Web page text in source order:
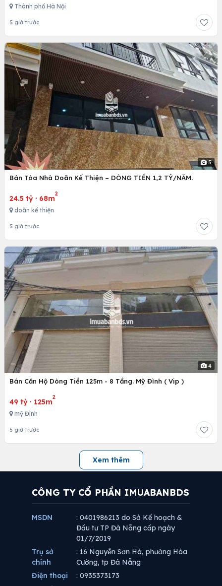
Thành phố Hà Nội
5 giờ trước
5
Bán Tòa Nhà Doãn Kế Thiện – DÒNG TIỀN 1,2 TỶ/NĂM.
24.5 tỷ · 68m
2
doãn kế thiện
5 giờ trước
4
Bán Căn Hộ Dòng Tiền 125m - 8 Tầng. Mỹ Đình ( Vip )
49 tỷ · 125m
2
mỹ Đình
5 giờ trước
Xem thêm
CÔNG TY CỔ PHẦN IMUABANBDS
MSDN
: 0401986213 do Sở Kế hoạch &
Đầu tư TP Đà Nẵng cấp ngày
01/7/2019
Trụ sở
chính
: 16 Nguyễn Sơn Hà, phường Hòa
Cường, tp Đà Nẵng
Điện thoại
: 0935373173